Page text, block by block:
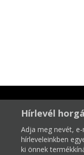
Hírlevél
Adja meg nevét,
hírleveleinkben
ki önnek